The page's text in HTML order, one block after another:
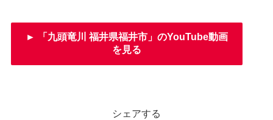
► 「九頭竜川 福井県福井市」のYouTube動画
を見る
シェアする